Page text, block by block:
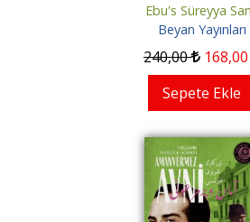
Ebu's Süreyya
Beyan Yayınları
240,00 168,00
Sepete Ekle